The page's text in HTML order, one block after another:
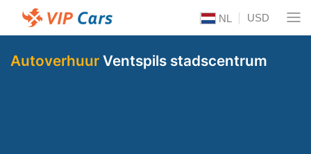
NL USD
Autoverhuur Ventspils stadscentrum